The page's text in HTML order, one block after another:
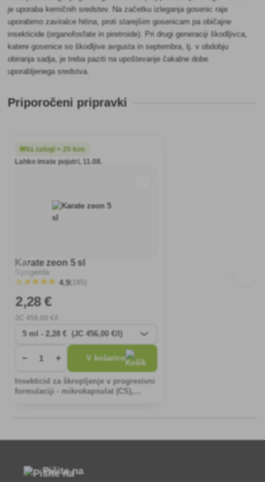
je uporaba kemičnih sredstev. Na začetku izleganja gosenic raje
uporabimo zaviralce hitina, proti starejšim gosenicam pa običajne
insekticide (organofosfate in piretroide). Pri drugi generaciji škodljivca,
katere gosenice so škodljive avgusta in septembra, tj. v obdobju
obiranja sadja, je treba paziti na upoštevanje čakalne dobe
uporabljenega sredstva.
Priporočeni pripravki
Na zalogi > 20 kos
Lahko imate pojutri, 11.08.
Karate zeon 5 sl
Syngenta
4.9(185)
2,28 €
456 ,00 €/l
− + V košarico
Insekticid za škropljenje v progresivni
formulaciji - mikrokapsulat (CS),
Pišite na